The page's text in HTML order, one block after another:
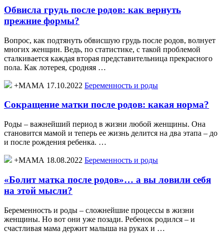
Обвисла грудь после родов: как вернуть
прежние формы?
Вопрос, как подтянуть обвисшую грудь после родов, волнует
многих женщин. Ведь, по статистике, с такой проблемой
сталкивается каждая вторая представительница прекрасного
пола. Как лотерея, сродняя …
+МАМА 17.10.2022 Беременность и роды
Сокращение матки после родов: какая норма?
Роды – важнейший период в жизни любой женщины. Она
становится мамой и теперь ее жизнь делится на два этапа – до
и после рождения ребенка. …
+МАМА 18.08.2022 Беременность и роды
«Болит матка после родов»… а вы ловили себя
на этой мысли?
Беременность и роды – сложнейшие процессы в жизни
женщины. Но вот они уже позади. Ребенок родился – и
счастливая мама держит малыша на руках и …